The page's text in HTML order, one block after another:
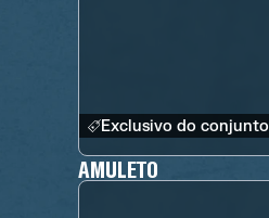
Exclusivo do conjunto
AMULETO